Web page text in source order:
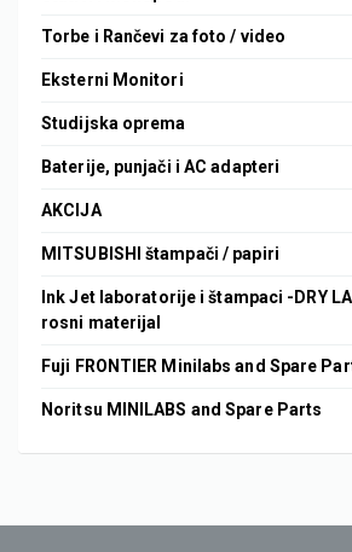
Torbe i Rančevi za foto / video
Eksterni Monitori
Studijska oprema
Baterije, punjači i AC adapteri
AKCIJA
MITSUBISHI štampači / papiri
Ink Jet laboratorije i štampaci -DRY
rosni materijal
Fuji FRONTIER Minilabs and Spare
Noritsu MINILABS and Spare Parts